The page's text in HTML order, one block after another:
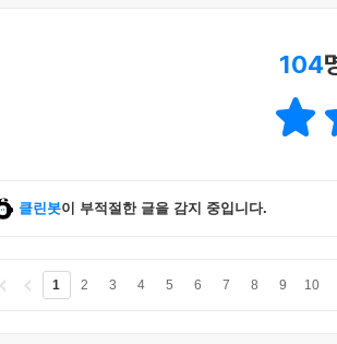
104
클린봇이 부적절한 글을 감지 중입니다.
1 2 3 4 5 6 7 8 9 10